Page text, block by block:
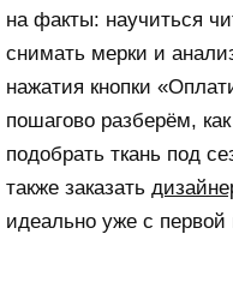
на факты: научиться
снимать мерки и
нажатия кнопки
пошагово разберём,
подобрать ткань под
также заказать
идеально уже с первой